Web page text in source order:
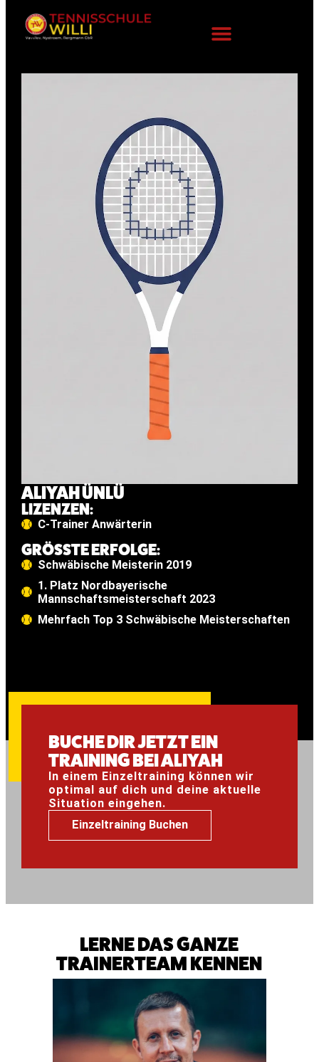
ALIYAH ÜNLÜ
LIZENZEN:
C-Trainer Anwärterin
GRÖSSTE ERFOLGE:
Schwäbische Meisterin 2019
1. Platz Nordbayerische
Mannschaftsmeisterschaft 2023
Mehrfach Top 3 Schwäbische Meisterschaften
BUCHE DIR JETZT EIN
TRAINING BEI ALIYAH
In einem Einzeltraining können wir
optimal auf dich und deine aktuelle
Situation eingehen.
Einzeltraining Buchen
LERNE DAS GANZE
TRAINERTEAM KENNEN